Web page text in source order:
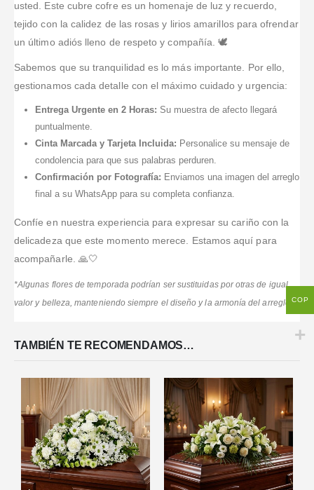
usted. Este cubre cofre es un homenaje de luz y recuerdo,
tejido con la calidez de las rosas y lirios amarillos para ofrendar
un último adiós lleno de respeto y compañía. 🕊️
Sabemos que su tranquilidad es lo más importante. Por ello,
gestionamos cada detalle con el máximo cuidado y urgencia:
Entrega Urgente en 2 Horas: Su muestra de afecto llegará
puntualmente.
Cinta Marcada y Tarjeta Incluida: Personalice su mensaje de
condolencia para que sus palabras perduren.
Confirmación por Fotografía: Enviamos una imagen del arreglo
final a su WhatsApp para su completa confianza.
Confíe en nuestra experiencia para expresar su cariño con la
delicadeza que este momento merece. Estamos aquí para
acompañarle. 🙏🤍
*Algunas flores de temporada podrían ser sustituidas por otras de igual
valor y belleza, manteniendo siempre el diseño y la armonía del arreglo.
TAMBIÉN TE RECOMENDAMOS…
COP